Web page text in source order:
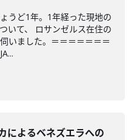
うど1年。1年経った現地の
いて、 ロサンゼルス在住の
いました。＝＝＝＝＝＝＝
によるベネズエラへの